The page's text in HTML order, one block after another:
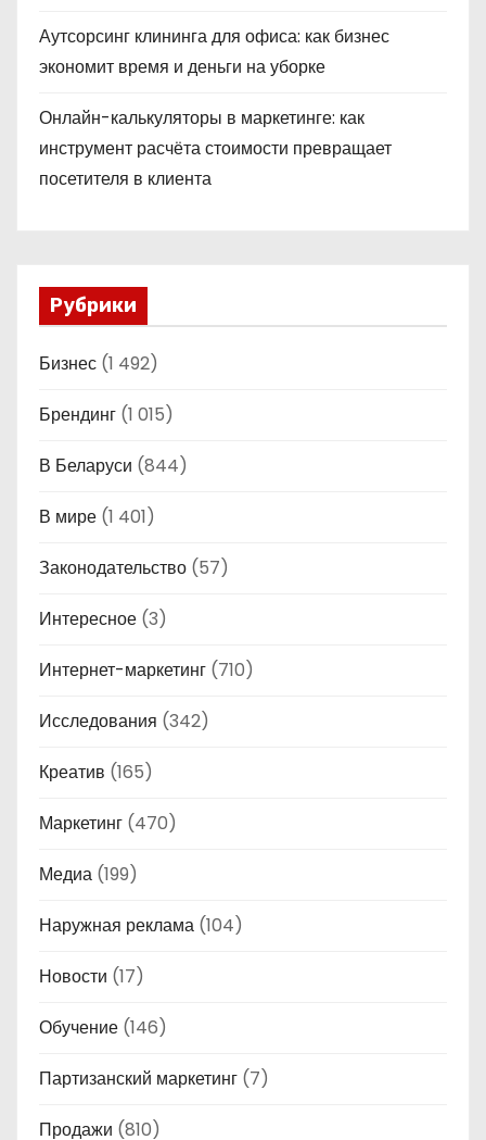
Аутсорсинг клининга для офиса: как бизнес
экономит время и деньги на уборке
Онлайн-калькуляторы в маркетинге: как
инструмент расчёта стоимости превращает
посетителя в клиента
Рубрики
Бизнес (1 492)
Брендинг (1 015)
В Беларуси (844)
В мире (1 401)
Законодательство (57)
Интересное (3)
Интернет-маркетинг (710)
Исследования (342)
Креатив (165)
Маркетинг (470)
Медиа (199)
Наружная реклама (104)
Новости (17)
Обучение (146)
Партизанский маркетинг (7)
Продажи (810)